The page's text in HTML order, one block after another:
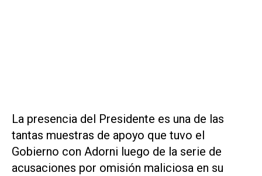
La presencia del Presidente es una de las
tantas muestras de apoyo que tuvo el
Gobierno con Adorni luego de la serie de
acusaciones por omisión maliciosa en su